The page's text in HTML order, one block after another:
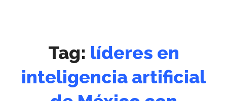
Tag: líderes en
inteligencia artificial